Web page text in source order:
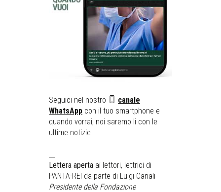
Seguici nel nostro
canale
WhatsApp con il tuo smartphone e
quando vorrai, noi saremo li con le
ultime notizie ...
Lettera aperta ai lettori, lettrici di
PANTA-REI da parte di Luigi Canali
Presidente della Fondazione